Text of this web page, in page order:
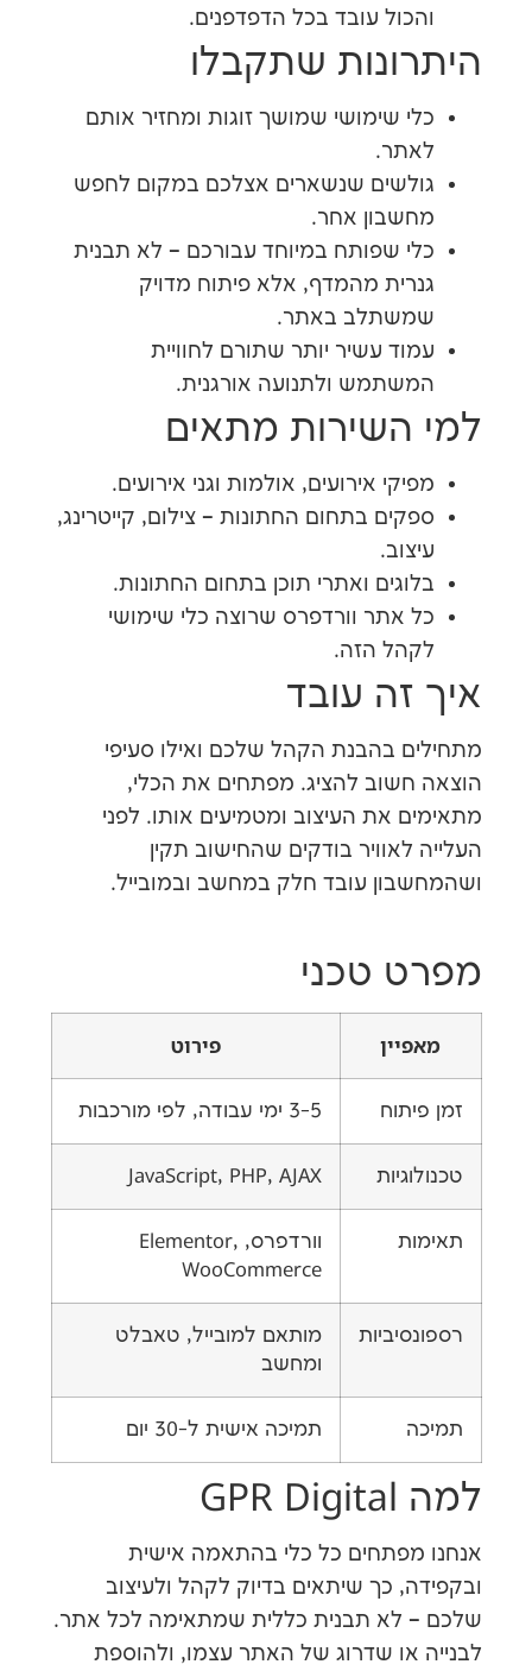
עובד בכל הדפדפנים.
שתקבלו
שימושי שמושך זוגות ומחזיר אותם
שנשארים אצלכם במקום לחפש
אחר.
שפותח במיוחד עבורכם – לא תבנית
מהמדף, אלא פיתוח מדויק
באתר.
עשיר יותר שתורם לחוויית
ולתנועה אורגנית.
מתאים
אירועים, אולמות וגני אירועים.
בתחום החתונות – צילום, קייטרינג,
ואתרי תוכן בתחום החתונות.
אתר וורדפרס שרוצה כלי שימושי
עובד
בהבנת הקהל שלכם ואילו סעיפי
להציג. מפתחים את הכלי,
את העיצוב ומטמיעים אותו. לפני
בודקים שהחישוב תקין
עובד חלק במחשב ובמובייל.
טכני
3-5 ימי עבודה, לפי מורכבות
JavaScript, PHP, AJAX
וורדפרס, Elementor,
WooCommerce
מותאם למובייל, טאבלט
תמיכה אישית ל-30 יום
כל כלי בהתאמה אישית
כך שיתאים בדיוק לקהל ולעיצוב
תבנית כללית שמתאימה לכל אתר.
שדרוג של האתר עצמו, ולהוספת